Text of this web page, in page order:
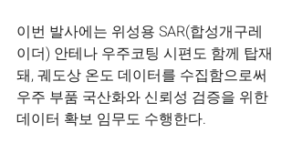
이번 발사에는 위성용 SAR(합성개구레
이더) 안테나 우주코팅 시편도 함께 탑재
돼, 궤도상 온도 데이터를 수집함으로써
우주 부품 국산화와 신뢰성 검증을 위한
데이터 확보 임무도 수행한다.